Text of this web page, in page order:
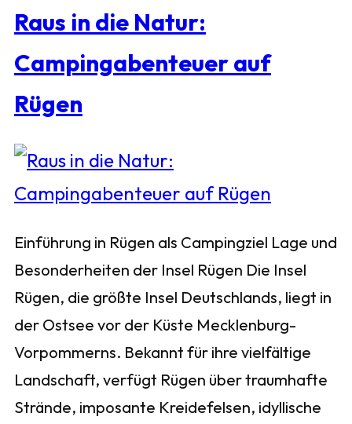
Raus in die Natur:
Campingabenteuer auf
Rügen
Einführung in Rügen als Campingziel Lage und
Besonderheiten der Insel Rügen Die Insel
Rügen, die größte Insel Deutschlands, liegt in
der Ostsee vor der Küste Mecklenburg-
Vorpommerns. Bekannt für ihre vielfältige
Landschaft, verfügt Rügen über traumhafte
Strände, imposante Kreidefelsen, idyllische